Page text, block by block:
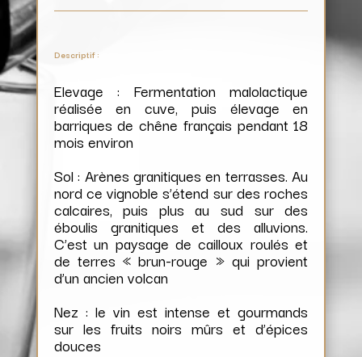
Descriptif :
Elevage : Fermentation malolactique
réalisée en cuve, puis élevage en
barriques de chêne français pendant 18
mois environ
Sol : Arènes granitiques en terrasses. Au
nord ce vignoble s’étend sur des roches
calcaires, puis plus au sud sur des
éboulis granitiques et des alluvions.
C’est un paysage de cailloux roulés et
de terres « brun-rouge » qui provient
d’un ancien volcan
Nez : le vin est intense et gourmands
sur les fruits noirs mûrs et d’épices
douces